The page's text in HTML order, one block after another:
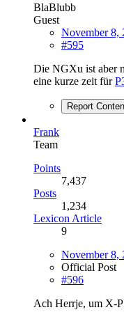
BlaBlubb
Guest
November 8,
#595
Die NGXu ist aber
eine kurze zeit für
Report
Frank
Team
Points
7,437
Posts
1,234
Lexicon Article
9
November 8,
Official Post
#596
Ach Herrje, um X-